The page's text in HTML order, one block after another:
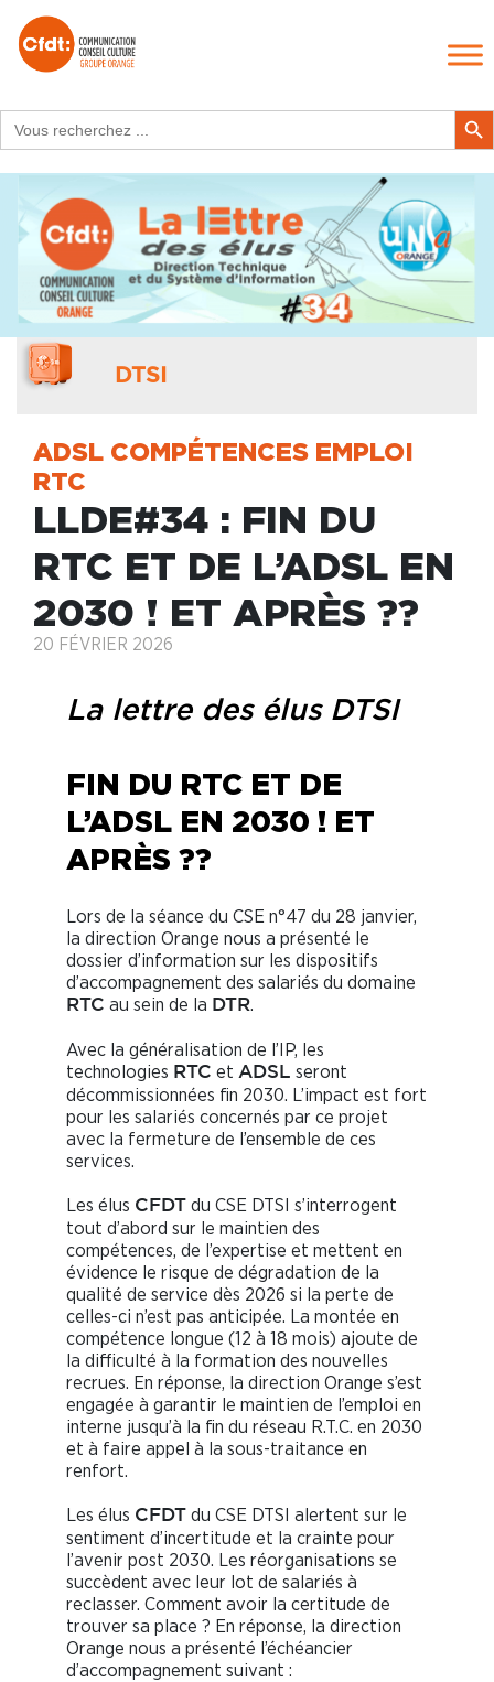
for:
Search
DTSI
ADSL COMPÉTENCES EMPLOI
RTC
LLDE#34 : FIN DU
RTC ET DE L’ADSL EN
2030 ! ET APRÈS ??
20 FÉVRIER 2026
La lettre des élus DTSI
FIN DU RTC ET DE
L’ADSL EN 2030 ! ET
APRÈS ??
Lors de la séance du CSE n°47 du 28 janvier,
la direction Orange nous a présenté le
dossier d’information sur les dispositifs
d’accompagnement des salariés du domaine
RTC au sein de la DTR.
Avec la généralisation de l’IP, les
technologies RTC et ADSL seront
décommissionnées fin 2030. L’impact est fort
pour les salariés concernés par ce projet
avec la fermeture de l’ensemble de ces
services.
Les élus CFDT
du CSE DTSI s’interrogent
tout d’abord sur le maintien des
compétences, de l’expertise et mettent en
évidence le risque de dégradation de la
qualité de service dès 2026 si la perte de
celles-ci n’est pas anticipée. La montée en
compétence longue (12 à 18 mois) ajoute de
la difficulté à la formation des nouvelles
recrues. En réponse, la direction Orange s’est
engagée à garantir le maintien de l’emploi en
interne jusqu’à la fin du réseau R.T.C. en 2030
et à faire appel à la sous-traitance en
renfort.
Les élus CFDT
du CSE DTSI alertent sur le
sentiment d’incertitude et la crainte pour
l’avenir post 2030. Les réorganisations se
succèdent avec leur lot de salariés à
reclasser. Comment avoir la certitude de
trouver sa place ? En réponse, la direction
Orange nous a présenté l’échéancier
d’accompagnement suivant :